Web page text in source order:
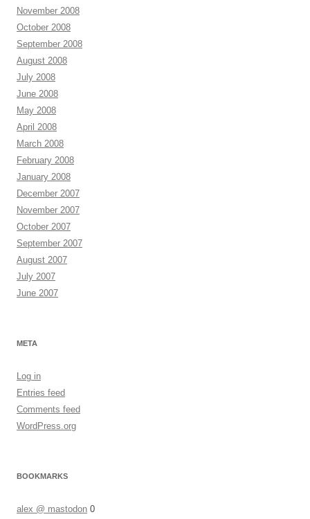
November 2008
October 2008
September 2008
August 2008
July 2008
June 2008
May 2008
April 2008
March 2008
February 2008
January 2008
December 2007
November 2007
October 2007
September 2007
August 2007
July 2007
June 2007
META
Log in
Entries feed
Comments feed
WordPress.org
BOOKMARKS
alex @ mastodon 0